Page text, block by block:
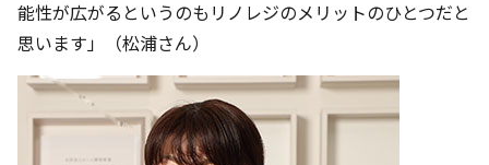
能性が広がるというのもリノレジのメリットのひとつだと
思います」（松浦さん）